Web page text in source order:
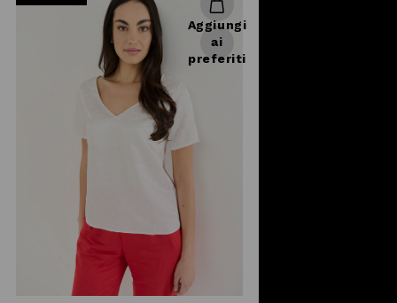
Aggiungi
ai
preferiti